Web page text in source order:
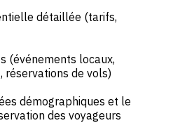
détaillée (tarifs,
(événements locaux,
réservations de vols)
démographiques et le
des voyageurs